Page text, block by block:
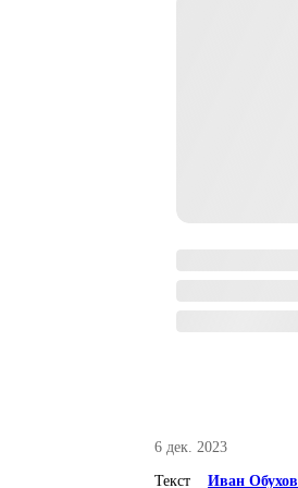
6 дек. 2023
Текст Иван Обухов